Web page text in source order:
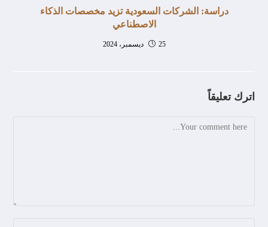
دراسة: الشركات السعودية تزيد مخصصات الذكاء
الاصطناعي
25 ديسمبر، 2024
اترك تعليقاً